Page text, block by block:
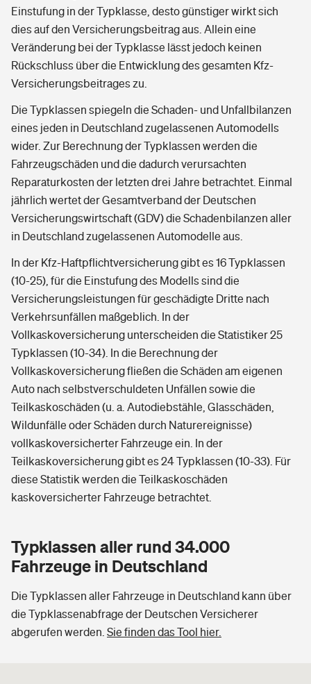
Einstufung in der Typklasse, desto günstiger wirkt sich
dies auf den Versicherungsbeitrag aus. Allein eine
Veränderung bei der Typklasse lässt jedoch keinen
Rückschluss über die Entwicklung des gesamten Kfz-
Versicherungsbeitrages zu.
Die Typklassen spiegeln die Schaden- und Unfallbilanzen
eines jeden in Deutschland zugelassenen Automodells
wider. Zur Berechnung der Typklassen werden die
Fahrzeugschäden und die dadurch verursachten
Reparaturkosten der letzten drei Jahre betrachtet. Einmal
jährlich wertet der Gesamtverband der Deutschen
Versicherungswirtschaft (GDV) die Schadenbilanzen aller
in Deutschland zugelassenen Automodelle aus.
In der Kfz-Haftpflichtversicherung gibt es 16 Typklassen
(10-25), für die Einstufung des Modells sind die
Versicherungsleistungen für geschädigte Dritte nach
Verkehrsunfällen maßgeblich. In der
Vollkaskoversicherung unterscheiden die Statistiker 25
Typklassen (10-34). In die Berechnung der
Vollkaskoversicherung fließen die Schäden am eigenen
Auto nach selbstverschuldeten Unfällen sowie die
Teilkaskoschäden (u. a. Autodiebstähle, Glasschäden,
Wildunfälle oder Schäden durch Naturereignisse)
vollkaskoversicherter Fahrzeuge ein. In der
Teilkaskoversicherung gibt es 24 Typklassen (10-33). Für
diese Statistik werden die Teilkaskoschäden
kaskoversicherter Fahrzeuge betrachtet.
Typklassen aller rund 34.000
Fahrzeuge in Deutschland
Die Typklassen aller Fahrzeuge in Deutschland kann über
die Typklassenabfrage der Deutschen Versicherer
abgerufen werden. Sie finden das Tool hier.